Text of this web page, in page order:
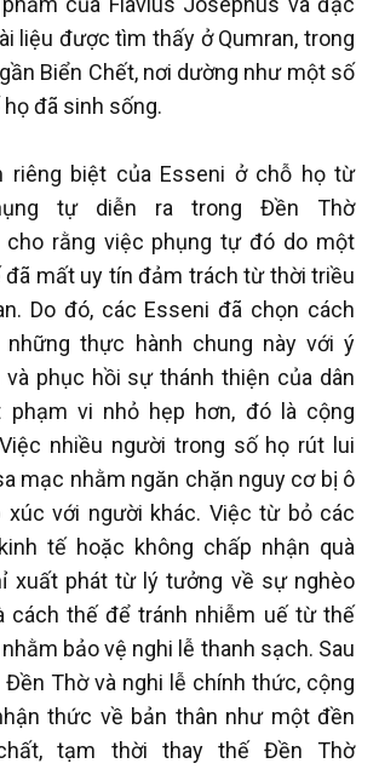
liệu được tìm thấy ở Qumran, trong
Biển Chết, nơi dường như một số
đã sinh sống.
riêng biệt của Esseni ở chỗ họ từ
tự diễn ra trong Đền Thờ
cho rằng việc phụng tự đó do một
đã mất uy tín đảm trách từ thời triều
Do đó, các Esseni đã chọn cách
thực hành chung này với ý
phục hồi sự thánh thiện của dân
vi nhỏ hẹp hơn, đó là cộng
nhiều người trong số họ rút lui
mạc nhằm ngăn chặn nguy cơ bị ô
xúc với người khác. Việc từ bỏ các
tế hoặc không chấp nhận quà
xuất phát từ lý tưởng về sự nghèo
cách thế để tránh nhiễm uế từ thế
bảo vệ nghi lễ thanh sạch. Sau
Thờ và nghi lễ chính thức, cộng
thức về bản thân như một đền
tạm thời thay thế Đền Thờ